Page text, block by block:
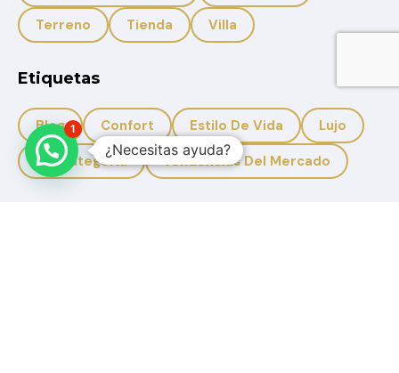
Terreno
Tienda Villa
Etiquetas
Blog Confort Estilo De Vida
Lujo
Sin Categoria
Tendencias Del Mercado
¿Necesitas ayuda?
1